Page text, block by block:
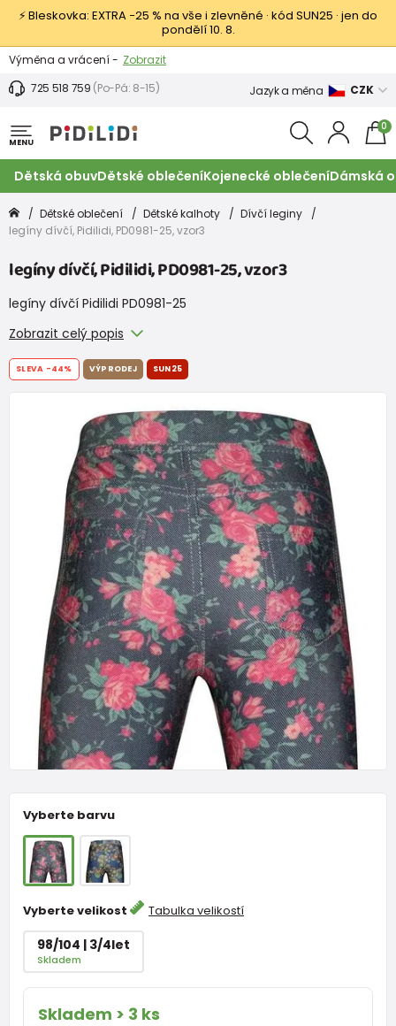
⚡ Bleskovka: EXTRA −25 % na vše i zlevněné · kód SUN25 · jen do
pondělí 10. 8.
Výměna a vrácení - Zobrazit
Sleva 100 Kč na první nákup -
725 518 759 (Po-Pá: 8-15) Jazyk a měna CZK
MENU
0
Dětská obuvDětské oblečeníKojenecké oblečeníDámská
Dětské oblečení Dětské kalhoty
Dívčí leginy
legíny dívčí, Pidilidi, PD0981-25, vzor3
legíny dívčí, Pidilidi, PD0981-25, vzor3
legíny dívčí Pidilidi PD0981-25
Zobrazit celý popis
Vyberte barvu
Vyberte velikost Tabulka velikostí
98/104 | 3/4let
Skladem
Skladem > 3 ks
SLEVA -44% VÝPRODEJ SUN25